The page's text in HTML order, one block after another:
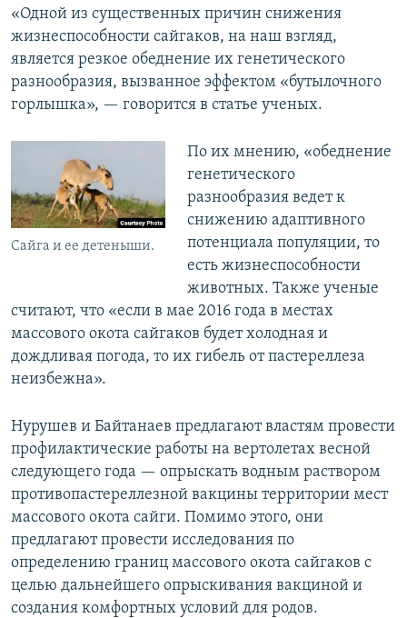
«Одной из существенных причин снижения
жизнеспособности сайгаков, на наш взгляд,
является резкое обеднение их генетического
разнообразия, вызванное эффектом «бутылочного
горлышка», — говорится в статье ученых.
Сайга и ее детеныши.
По их мнению, «обеднение
генетического
разнообразия ведет к
снижению адаптивного
потенциала популяции, то
есть жизнеспособности
животных. Также ученые
считают, что «если в мае 2016 года в местах
массового окота сайгаков будет холодная и
дождливая погода, то их гибель от пастереллеза
неизбежна».
Нурушев и Байтанаев предлагают властям провести
профилактические работы на вертолетах весной
следующего года — опрыскать водным раствором
противопастереллезной вакцины территории мест
массового окота сайги. Помимо этого, они
предлагают провести исследования по
определению границ массового окота сайгаков с
целью дальнейшего опрыскивания вакциной и
создания комфортных условий для родов.